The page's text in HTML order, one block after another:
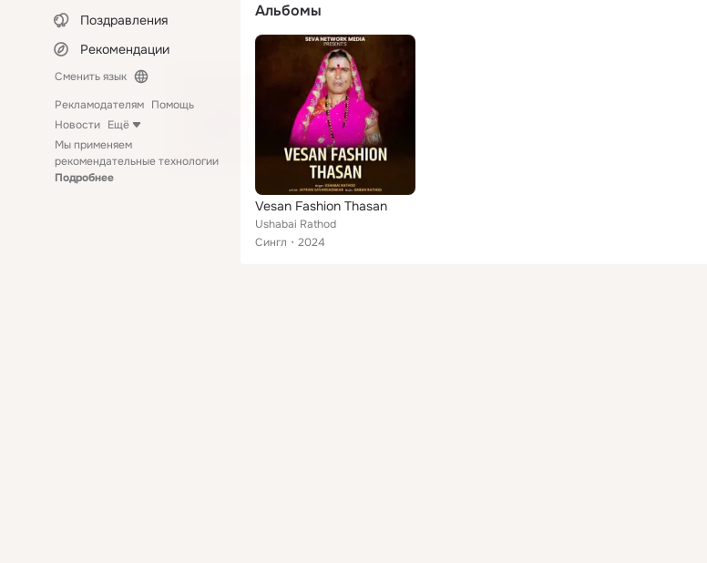
Поздравления
Рекомендации
Сменить язык
Рекламодателям Помощь
Новости Ещё
Мы применяем
рекомендательные технологии
Подробнее
Альбомы
Vesan Fashion Thasan
Ushabai Rathod
Сингл
2024